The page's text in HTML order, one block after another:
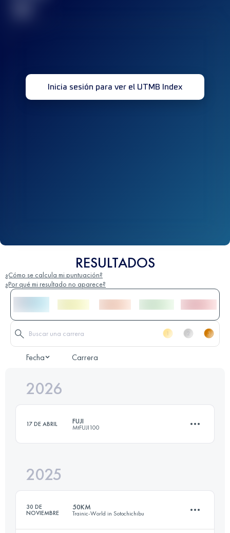
Inicia sesión para ver el UTMB Index
RESULTADOS
¿Cómo se calcula mi puntuación?
¿Por qué mi resultado no aparece?
Fecha Carrera
2026
17 DE ABRIL FUJI
MtFUJI100
Inicia sesión para ver el UTMB Index
2025
30 DE
NOVIEMBRE
50KM
Trainic-World in Sotochichibu